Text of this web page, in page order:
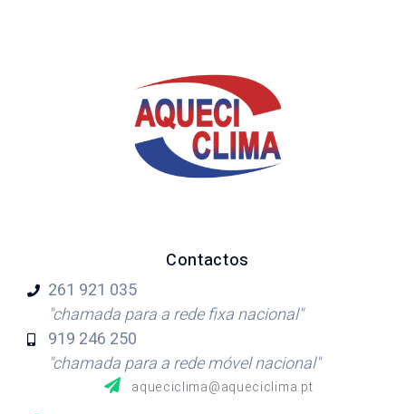
Contactos
261 921 035
"chamada para a rede fixa nacional"
919 246 250
"chamada para a rede móvel nacional"
aqueciclima@aqueciclima.pt